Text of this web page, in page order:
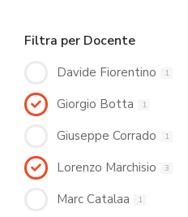
Filtra per Docente
Davide Fiorentino 1
Giorgio Botta 1
Giuseppe Corrado 1
Lorenzo Marchisio 3
Marc Catalaa 1